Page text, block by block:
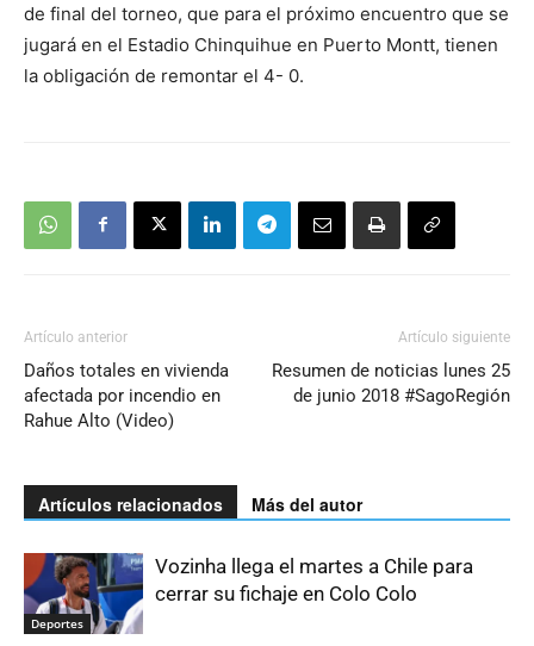
de final del torneo, que para el próximo encuentro que se
jugará en el Estadio Chinquihue en Puerto Montt, tienen
la obligación de remontar el 4- 0.
Artículo anterior
Daños totales en vivienda
afectada por incendio en
Rahue Alto (Video)
Artículo siguiente
Resumen de noticias lunes 25
de junio 2018 #SagoRegión
Artículos relacionados Más del autor
Deportes
Vozinha llega el martes a Chile para
cerrar su fichaje en Colo Colo